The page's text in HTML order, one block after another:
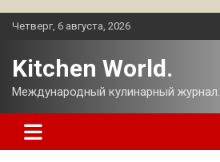
Перейти
Четверг, 6 августа, 2026
Kitchen World.
Международный кулинарный журнал.